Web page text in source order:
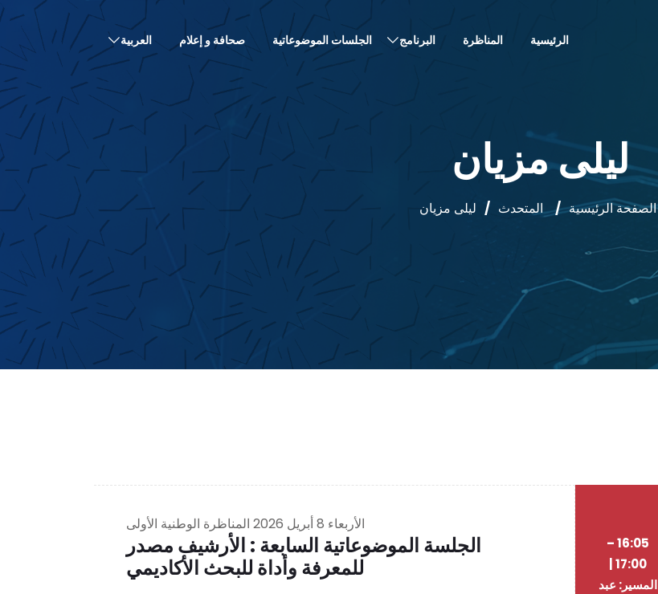
الرئيسية المناظرة البرنامج الجلسات الموضوعاتية صحافة و إعلام العربية
ليلى مزيان
الصفحة الرئيسية / المتحدث / ليلى مزيان
16:05 –
المسير: عبد
الأربعاء 8 أبريل 2026 المناظرة الوطنية الأولى
الجلسة الموضوعاتية السابعة : الأرشيف مصدر
للمعرفة وأداة للبحث الأكاديمي